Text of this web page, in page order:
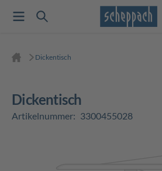
Dickentisch
Dickentisch
Artikelnummer: 3300455028